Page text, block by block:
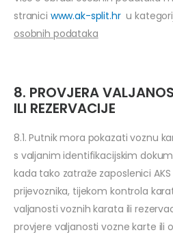
stranici www.ak-split.hru
osobnih podataka
8. PROVJERA
ILI REZERVACIJE
8.1. Putnik mora pokazati voznu
s valjanim identifikacijskim
kada tako zatraže zaposlenici
prijevoznika, tijekom kontrola
valjanosti voznih karata ili
provjere valjanosti vozne karte ili